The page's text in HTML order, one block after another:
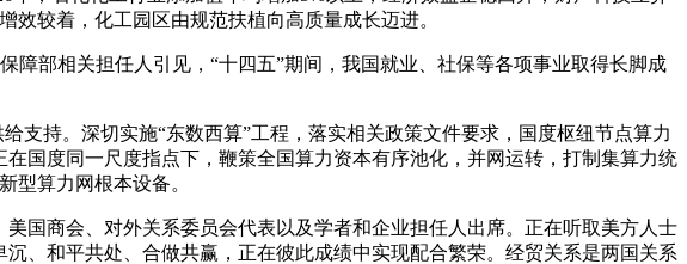
较着，化工园区由规范扶植向高质量成长迈进。
部相关担任人引见，“十四五”期间，我国就业、社保等各项事业取得长脚成
持。深切实施“东数西算”工程，落实相关政策文件要求，国度枢纽节点算力
国度同一尺度指点下，鞭策全国算力资本有序池化，并网运转，打制集算力统
型算力网根本设备。
商会、对外关系委员会代表以及学者和企业担任人出席。正在听取美方人士
、和平共处、合做共赢，正在彼此成绩中实现配合繁荣。经贸关系是两国关系